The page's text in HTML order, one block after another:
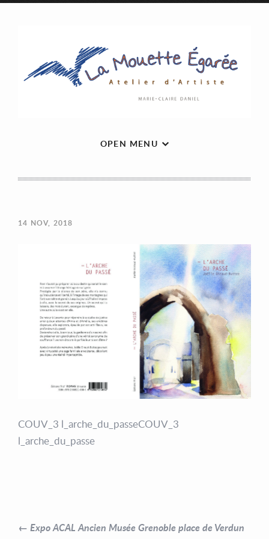
OPEN MENU
14 NOV, 2018
COUV_3 l_arche_du_passeCOUV_3
l_arche_du_passe
← Expo ACAL Ancien Musée Grenoble place de Verdun